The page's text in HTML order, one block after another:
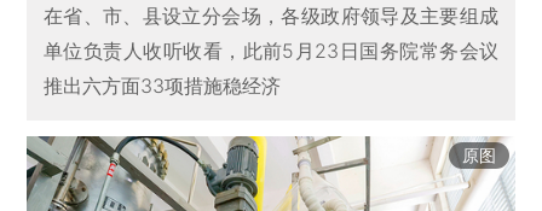
在省、市、县设立分会场，各级政府领导及主要组成
单位负责人收听收看，此前5月23日国务院常务会议
推出六方面33项措施稳经济
原图